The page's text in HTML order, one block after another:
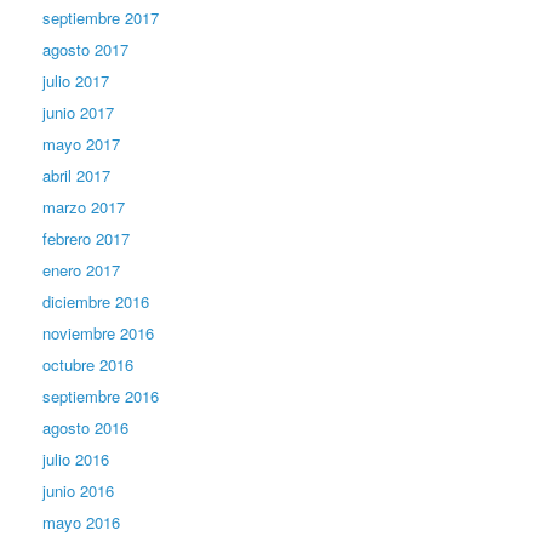
septiembre 2017
agosto 2017
julio 2017
junio 2017
mayo 2017
abril 2017
marzo 2017
febrero 2017
enero 2017
diciembre 2016
noviembre 2016
octubre 2016
septiembre 2016
agosto 2016
julio 2016
junio 2016
mayo 2016